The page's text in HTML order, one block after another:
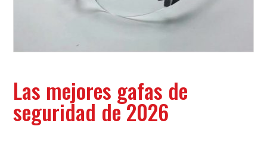
Las mejores gafas de
seguridad de 2026